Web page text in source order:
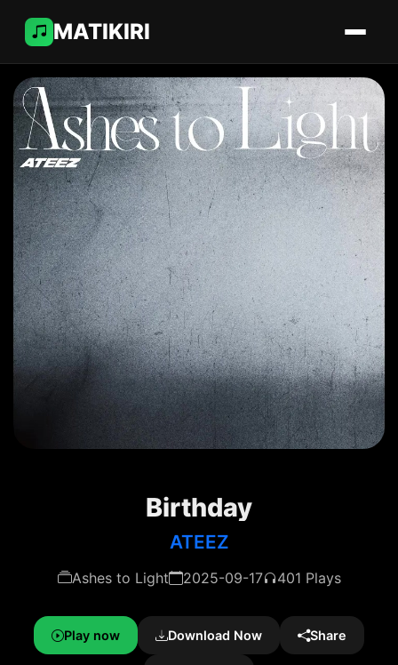
MATIKIRI
Birthday
ATEEZ
Ashes to Light 2025-09-17 401 Plays
Play now Download Now Share